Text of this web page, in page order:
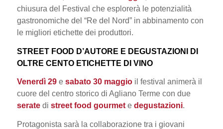
chiusura del Festival che esplorerà le potenzialità
gastronomiche del “Re del Nord” in abbinamento con
le migliori etichette dei produttori.
STREET FOOD D’AUTORE E DEGUSTAZIONI DI
OLTRE CENTO ETICHETTE DI VINO
Venerdì 29e sabato 30 maggioil festival animerà il
cuore del centro storico di Agliano Terme con due
seratedi street food gourmet e degustazioni.
Protagonista sarà la collaborazione tra i giovani